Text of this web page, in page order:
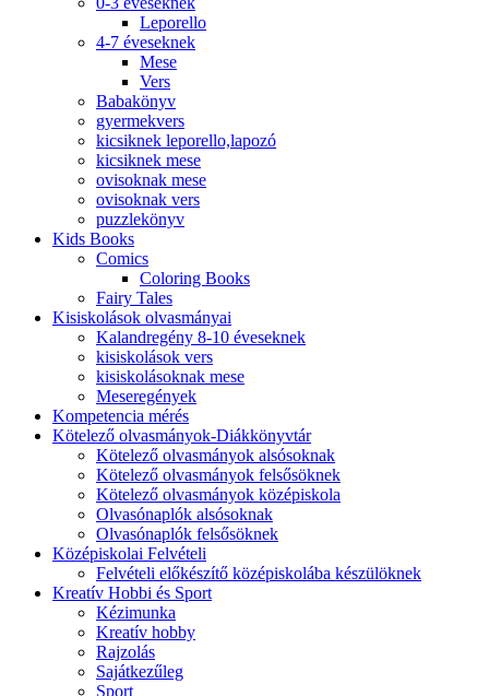
Leporello
4-7 éveseknek
Mese
Vers
Babakönyv
gyermekvers
kicsiknek leporello,lapozó
kicsiknek mese
ovisoknak mese
ovisoknak vers
puzzlekönyv
Kids Books
Comics
Coloring Books
Fairy Tales
Kisiskolások olvasmányai
Kalandregény 8-10 éveseknek
kisiskolások vers
kisiskolásoknak mese
Meseregények
Kompetencia mérés
Kötelező olvasmányok-Diákkönyvtár
Kötelező olvasmányok alsósoknak
Kötelező olvasmányok felsősöknek
Kötelező olvasmányok középiskola
Olvasónaplók alsósoknak
Olvasónaplók felsősöknek
Középiskolai Felvételi
Felvételi előkészítő középiskolába készülöknek
Kreatív Hobbi és Sport
Kézimunka
Kreatív hobby
Rajzolás
Sajátkezűleg
Sport